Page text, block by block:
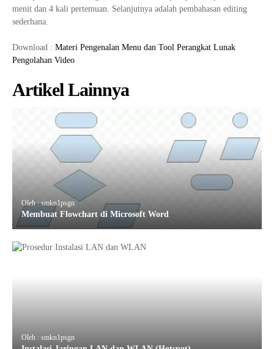
menit dan 4 kali pertemuan. Selanjutnya adalah pembahasan editing
sederhana.
Download : Materi Pengenalan Menu dan Tool Perangkat Lunak
Pengolahan Video
Artikel Lainnya
Oleh : smkn1psgn
Membuat Flowchart di Microsoft Word
Oleh : smkn1psgn